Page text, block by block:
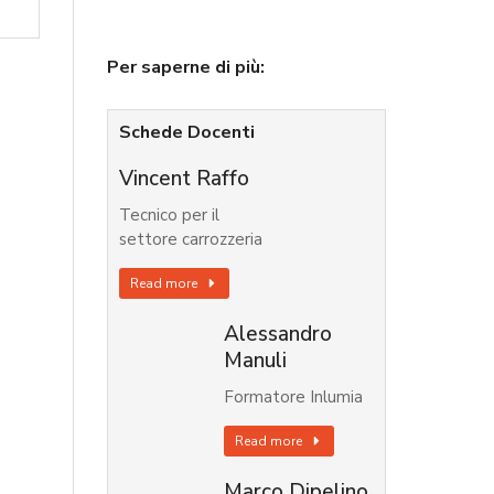
Per saperne di più:
Schede Docenti
Vincent Raffo
Tecnico per il
settore carrozzeria
Read more
Alessandro
Manuli
Formatore Inlumia
Read more